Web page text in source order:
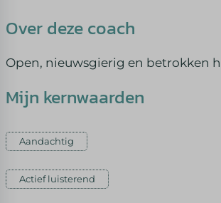
Over deze coach
Open, nieuwsgierig en betrokken
Mijn kernwaarden
Aandachtig
Actief luisterend